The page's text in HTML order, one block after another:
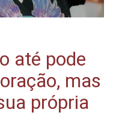
até pode
mas
própria